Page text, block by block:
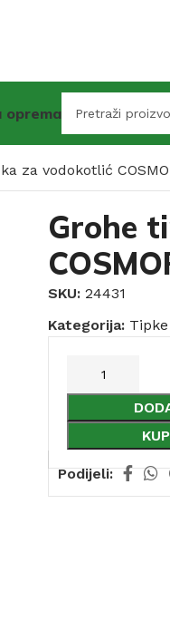
oprema
za vodokotlić
Grohe
SKU: 24431
Kategorija:
Podijeli: